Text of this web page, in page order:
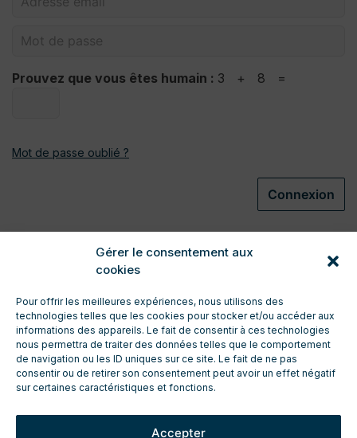
Gérer le consentement aux
cookies
Pour offrir les meilleures expériences, nous utilisons des
technologies telles que les cookies pour stocker et/ou accéder aux
informations des appareils. Le fait de consentir à ces technologies
nous permettra de traiter des données telles que le comportement
de navigation ou les ID uniques sur ce site. Le fait de ne pas
consentir ou de retirer son consentement peut avoir un effet négatif
sur certaines caractéristiques et fonctions.
Accepter
Prouvez que vous êtes humain : 3 + 8 =
Mot de passe oublié ?
Connexion
CONTACT
ENTRETIEN ET TECHNIQUE
ESPACE PRO